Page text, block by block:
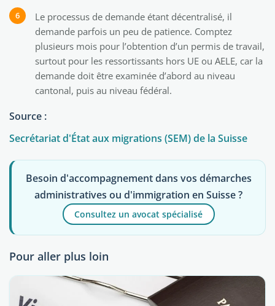
Le processus de demande étant décentralisé, il
demande parfois un peu de patience. Comptez
plusieurs mois pour l’obtention d’un permis de travail,
surtout pour les ressortissants hors UE ou AELE, car la
demande doit être examinée d’abord au niveau
cantonal, puis au niveau fédéral.
Source :
Secrétariat d'État aux migrations (SEM) de la Suisse
Besoin d'accompagnement dans vos démarches
administratives ou d'immigration en Suisse ?
Consultez un avocat spécialisé
Pour aller plus loin